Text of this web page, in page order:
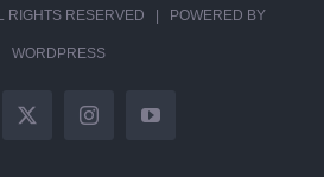
RESERVED | POWERED BY
WORDPRESS
X InstagramYouTube